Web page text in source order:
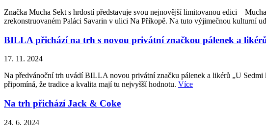
Značka Mucha Sekt s hrdostí představuje svou nejnovější limitovanou edici –
zrekonstruovaném Paláci Savarin v ulici Na Příkopě. Na tuto výjimečnou kulturní
BILLA přichází na trh s novou privátní značkou pálenek a
17. 11. 2024
Na předvánoční trh uvádí BILLA novou privátní značku pálenek a likérů „U
připomíná, že tradice a kvalita mají tu nejvyšší hodnotu. Více
Na trh přichází Jack & Coke
24. 6. 2024